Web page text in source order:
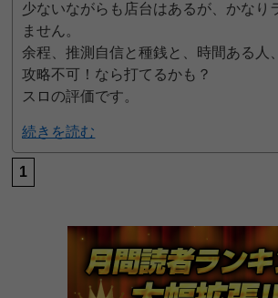
少ないながらも店台はあるが、かなり
ません。
余程、推測自信と種銭と、時間ある人
攻略不可！なら打てるかも？
スロの評価です。
続きを読む
1